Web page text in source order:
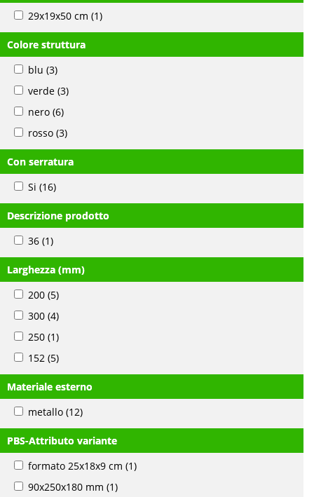
29x19x50 cm (1)
Colore struttura
blu (3)
verde (3)
nero (6)
rosso (3)
Con serratura
Si (16)
Descrizione prodotto
36 (1)
Larghezza (mm)
200 (5)
300 (4)
250 (1)
152 (5)
Materiale esterno
metallo (12)
PBS-Attributo variante
formato 25x18x9 cm (1)
90x250x180 mm (1)